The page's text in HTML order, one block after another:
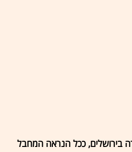
דקירה בירושלים, ככל הנראה המחבל